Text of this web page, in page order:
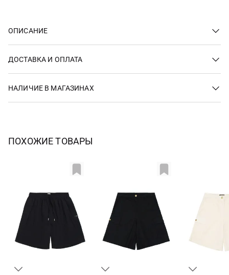
ОПИСАНИЕ
ДОСТАВКА И ОПЛАТА
НАЛИЧИЕ В МАГАЗИНАХ
ПОХОЖИЕ ТОВАРЫ